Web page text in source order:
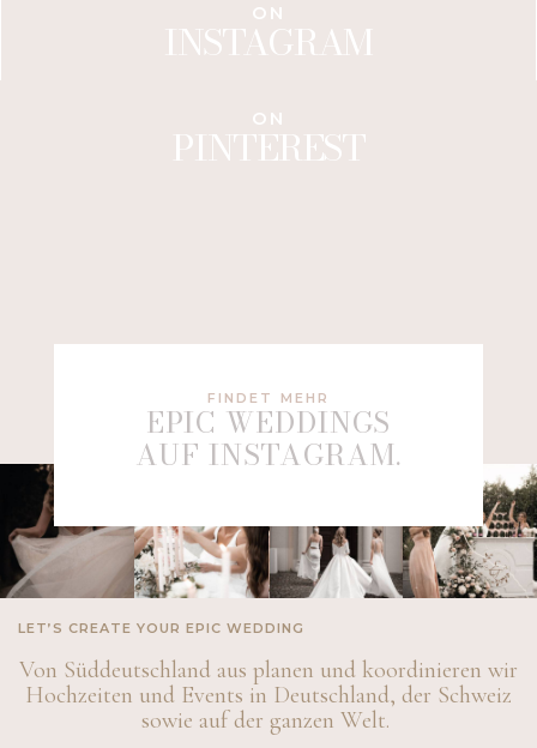
ON
INSTAGRAM
ON
PINTEREST
FINDET MEHR
EPIC WEDDINGS
AUF INSTAGRAM.
LET’S CREATE YOUR EPIC WEDDING
Von Süddeutschland aus planen und koordinieren wir
Hochzeiten und Events in Deutschland, der Schweiz
sowie auf der ganzen Welt.